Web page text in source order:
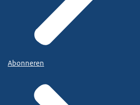
Abonneren